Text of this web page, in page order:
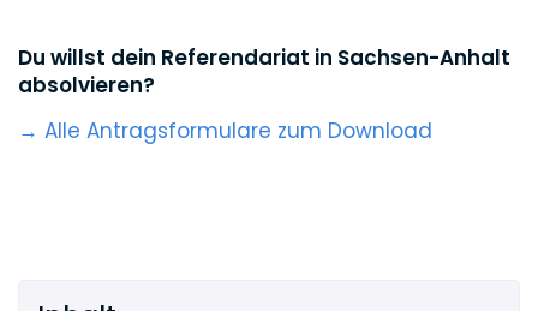
Du willst dein Referendariat in Sachsen-Anhalt
absolvieren?
→ Alle Antragsformulare zum Download